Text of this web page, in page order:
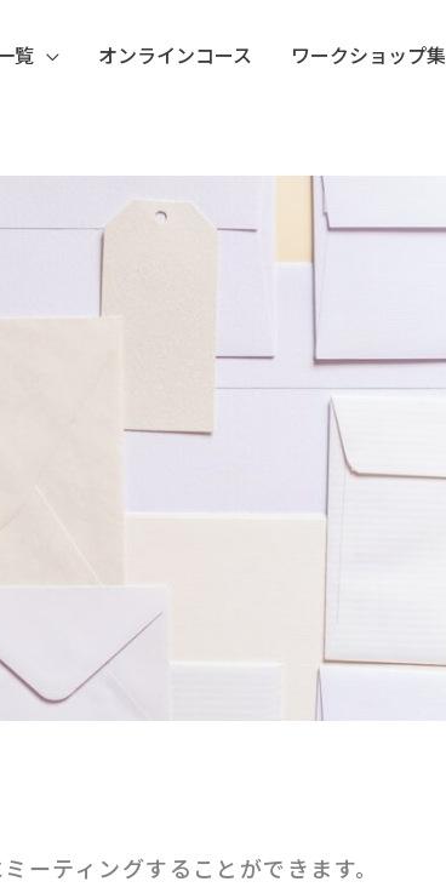
覧 オンラインコース ワークショップ集
ーティングすることができます。